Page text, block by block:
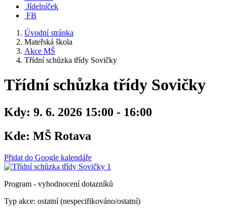
Jídelníček
FB
Úvodní stránka
Mateřská škola
Akce MŠ
Třídní schůzka třídy Sovičky
Třídní schůzka třídy Sovičky
Kdy: 9. 6. 2026 15:00 - 16:00
Kde: MŠ Rotava
Přidat do Google kalendáře
Program - vyhodnocení dotazníků
Typ akce: ostatní (nespecifikováno/ostatní)